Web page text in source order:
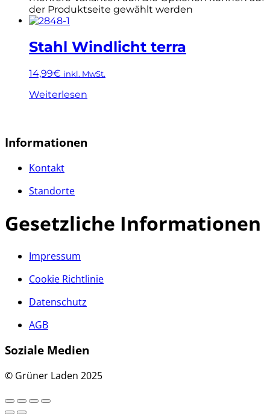
der Produktseite gewählt werden
Stahl Windlicht terra
14,99€ inkl. MwSt.
Weiterlesen
Informationen
Kontakt
Standorte
Gesetzliche Informationen
Impressum
Cookie Richtlinie
Datenschutz
AGB
Soziale Medien
© Grüner Laden 2025